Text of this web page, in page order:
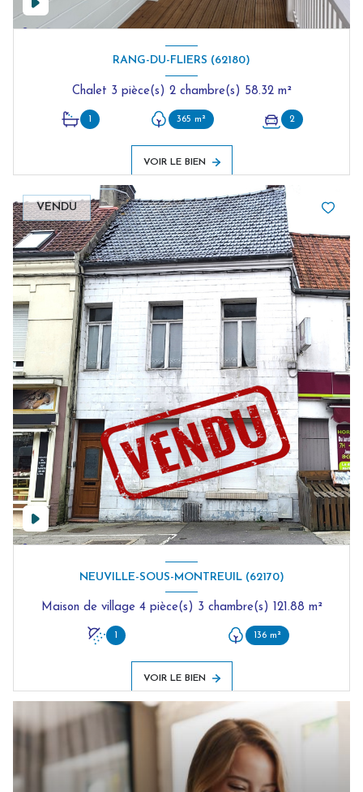
RANG-DU-FLIERS (62180)
Chalet 3 pièce(s) 2 chambre(s) 58.32 m²
1 365 m² 2
VOIR LE BIEN
VENDU
NEUVILLE-SOUS-MONTREUIL (62170)
Maison de village 4 pièce(s) 3 chambre(s) 121.88 m²
1 136 m²
VOIR LE BIEN